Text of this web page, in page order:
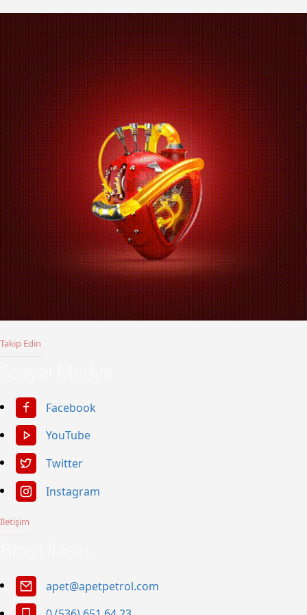
Takip Edin
Facebook
YouTube
Twitter
Instagram
İletişim
apet@apetpetrol.com